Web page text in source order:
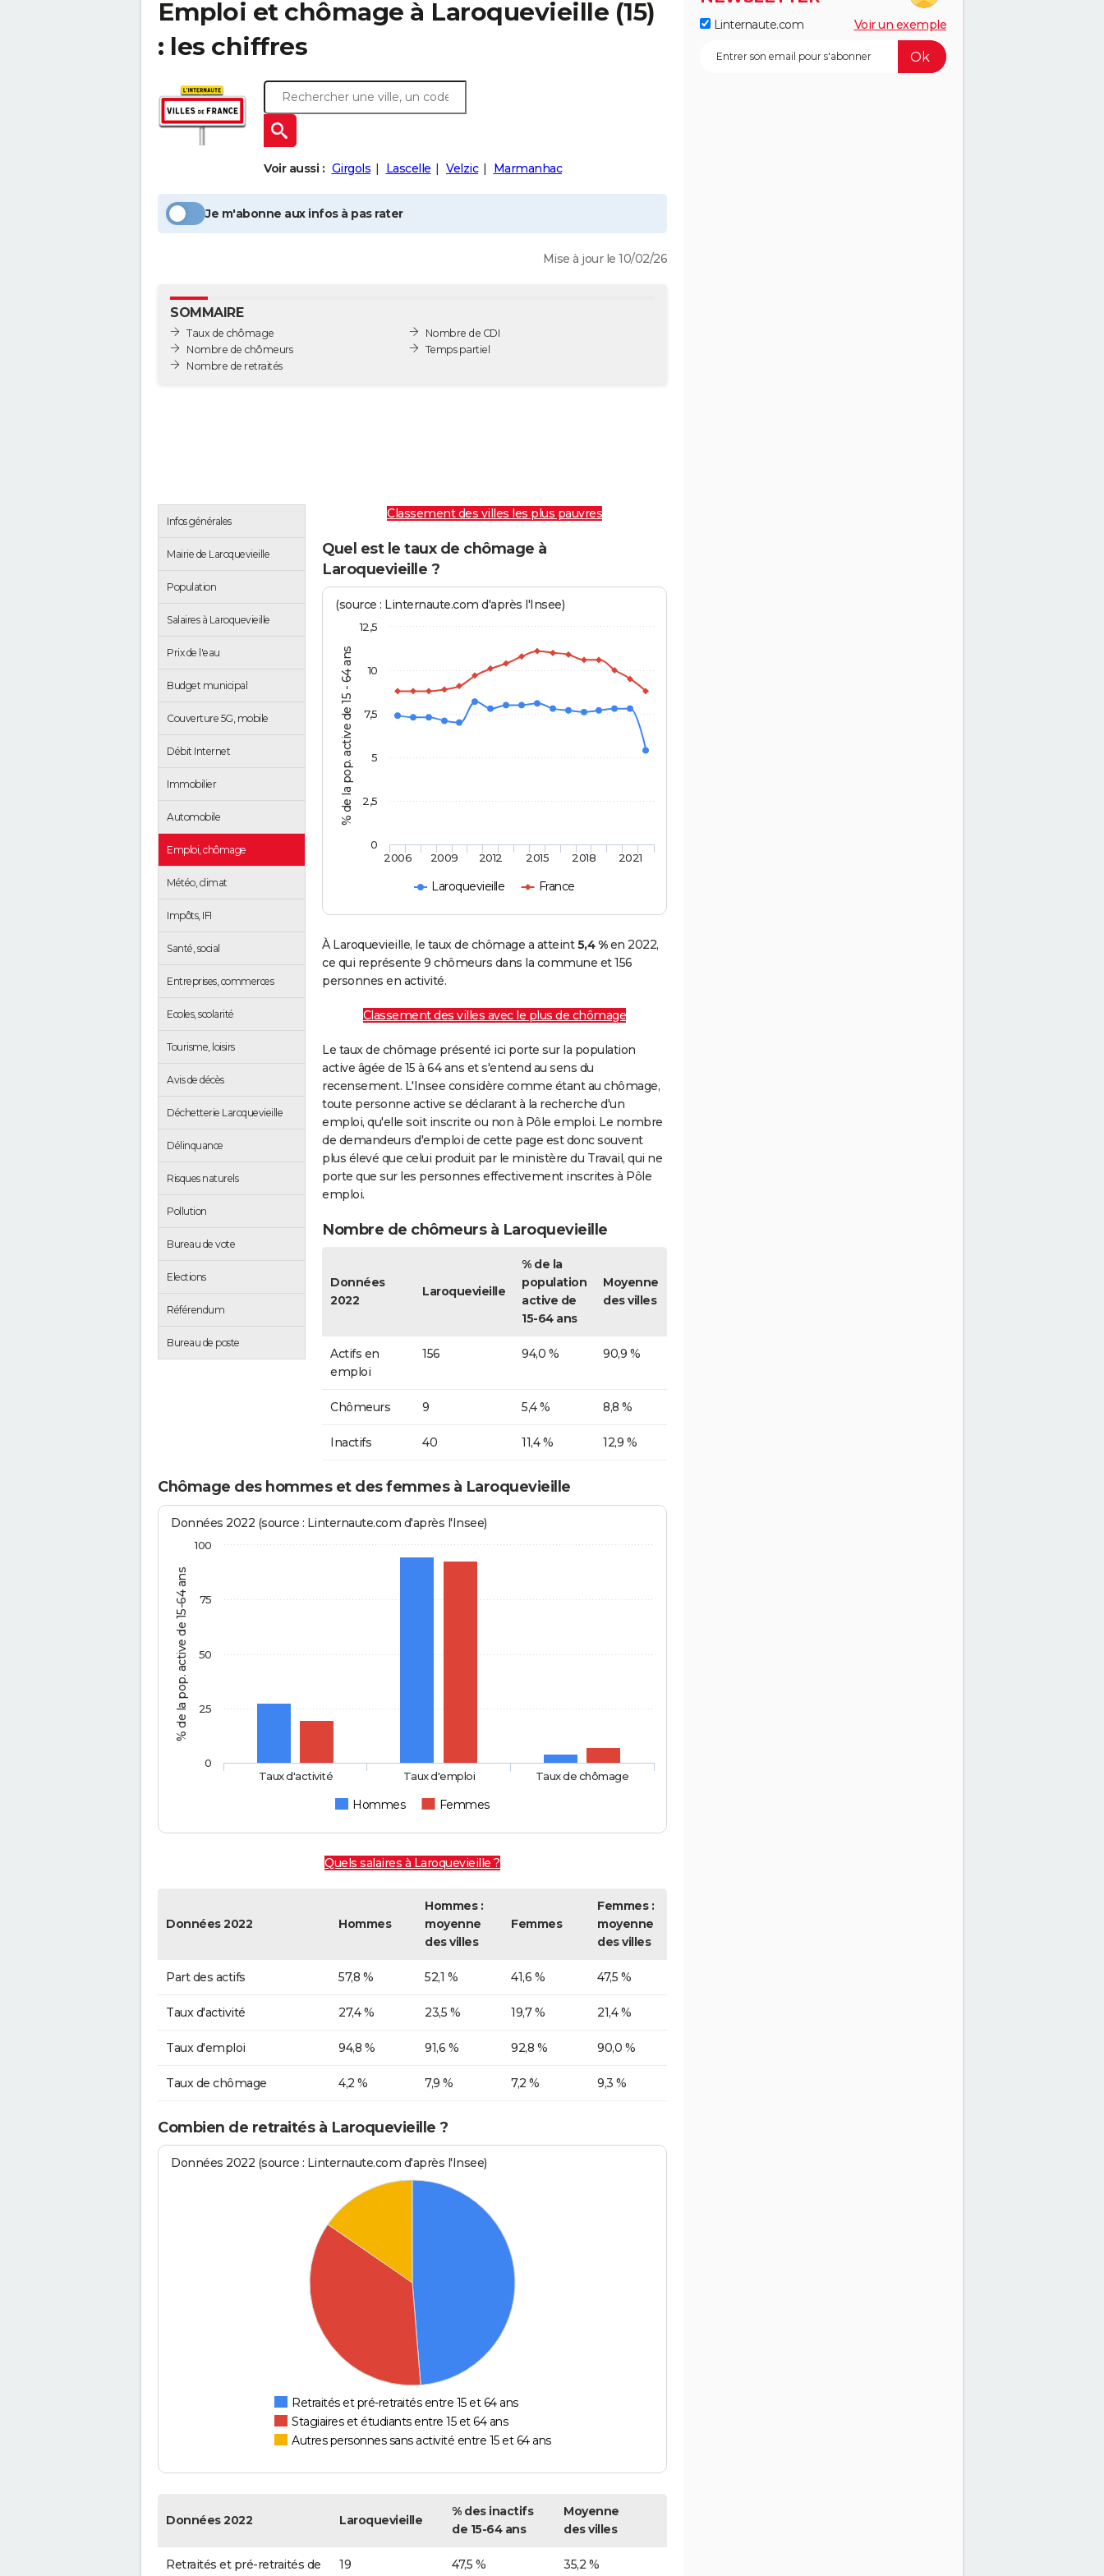
Emploi et chômage à Laroquevieille (15)
: les chiffres
Voir aussi : Girgols Lascelle Velzic Marmanhac
Je m'abonne aux infos à pas rater
Mise à jour le 10/02/26
SOMMAIRE
Taux de chômage
Nombre de chômeurs
Nombre de retraités
Nombre de CDI
Temps partiel
Infos générales
Mairie de Laroquevieille
Population
Salaires à Laroquevieille
Prix de l'eau
Budget municipal
Couverture 5G, mobile
Débit Internet
Immobilier
Automobile
Emploi, chômage
Météo, climat
Impôts, IFI
Santé, social
Entreprises, commerces
Ecoles, scolarité
Tourisme, loisirs
Avis de décès
Déchetterie Laroquevieille
Délinquance
Risques naturels
Pollution
Bureau de vote
Elections
Référendum
Bureau de poste
Classement des villes les plus pauvres
Quel est le taux de chômage à
Laroquevieille ?
% de la pop. active de 15 - 64 ans
(source : Linternaute.com d'après l'Insee)
Laroquevieille France
2006 2009 2012 2015 2018 2021
0
2,5
5
7,5
10
12,5
À Laroquevieille, le taux de chômage a atteint5,4 %en 2022,
ce qui représente 9 chômeurs dans la commune et 156
personnes en activité.
Classement des villes avec le plus de chômage
Le taux de chômage présenté ici porte sur la population
active âgée de 15 à 64 ans et s'entend au sens du
recensement. L'Insee considère comme étant au chômage,
toute personne active se déclarant à la recherche d'un
emploi, qu'elle soit inscrite ou non à Pôle emploi. Le nombre
de demandeurs d'emploi de cette page est donc souvent
plus élevé que celui produit par le ministère du Travail, qui ne
porte que sur les personnes effectivement inscrites à Pôle
emploi.
Nombre de chômeurs à Laroquevieille
Données
2022
Laroquevieille
% de la
population
active de
15-64 ans
Moyenne
des villes
Actifs en
emploi
156 94,0 % 90,9 %
Chômeurs 9 5,4 % 8,8 %
Inactifs 40 11,4 % 12,9 %
Chômage des hommes et des femmes à Laroquevieille
% de la pop. active de 15-64 ans
Données 2022 (source : Linternaute.com d'après l'Insee)
Hommes Femmes
Taux d'activité Taux d'emploi Taux de chômage
0
25
50
75
100
Quels salaires à Laroquevieille ?
Données 2022 Hommes
Hommes :
moyenne
des villes
Femmes
Femmes :
moyenne
des villes
Part des actifs 57,8 % 52,1 % 41,6 % 47,5 %
Taux d'activité 27,4 % 23,5 % 19,7 % 21,4 %
Taux d'emploi 94,8 % 91,6 % 92,8 % 90,0 %
Taux de chômage 4,2 % 7,9 % 7,2 % 9,3 %
Combien de retraités à Laroquevieille ?
Données 2022 (source : Linternaute.com d'après l'Insee)
Retraités et pré-retraités entre 15 et 64 ans
Stagiaires et étudiants entre 15 et 64 ans
Autres personnes sans activité entre 15 et 64 ans
Données 2022 Laroquevieille
% des inactifs
de 15-64 ans
Moyenne
des villes
Retraités et pré-retraités de
19 47,5 % 35,2 %
Linternaute.com Voir un exemple